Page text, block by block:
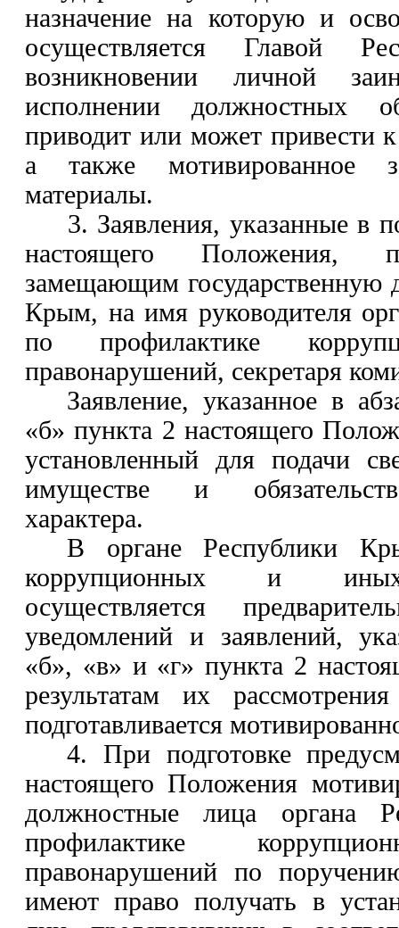
назначение на которую и
осуществляется Главой
возникновении личной
исполнении должностных
приводит или может привести
а также мотивированное
материалы.
3. Заявления, указанные в
настоящего Положения,
замещающим государственную
Крым, на имя руководителя
по профилактике
правонарушений, секретаря
Заявление, указанное в
«б» пункта 2 настоящего
установленный для подачи
имуществе и
характера.
В органе Республики
коррупционных и иных
осуществляется
уведомлений и заявлений,
«б», «в» и «г» пункта 2
результатам их
подготавливается
4.
При подготовке
настоящего Положения
должностные лица органа
профилактике
правонарушений по
имеют право получать в